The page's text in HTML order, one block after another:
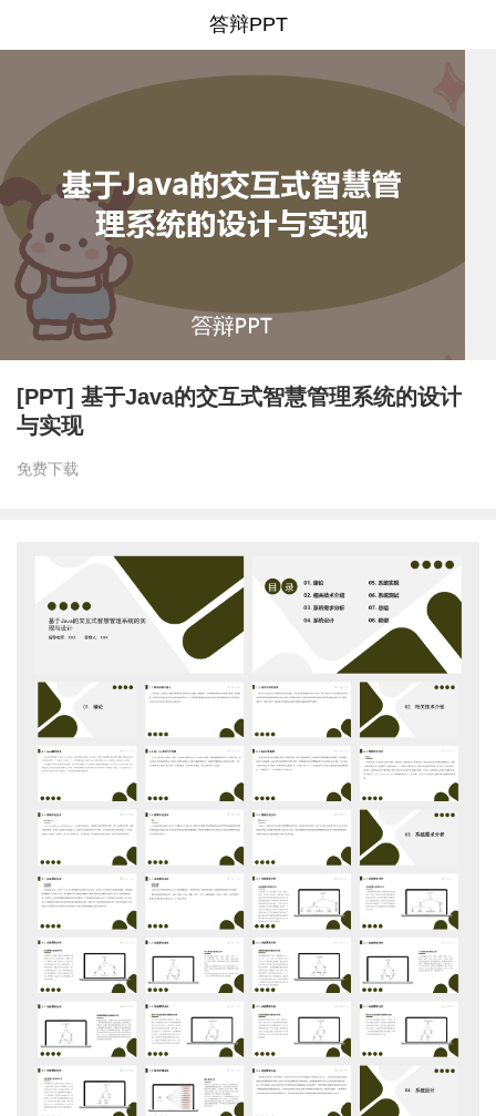
答辩PPT
[PPT] 基于Java的交互式智慧管理系统的设计
与实现
免费下载